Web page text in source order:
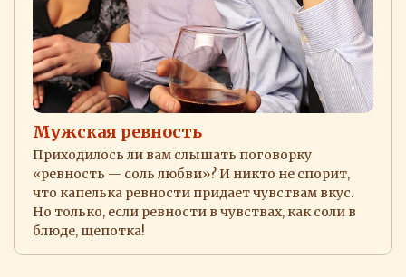
Мужская ревность
Приходилось ли вам слышать поговорку
«ревность — соль любви»? И никто не спорит,
что капелька ревности придает чувствам вкус.
Но только, если ревности в чувствах, как соли в
блюде, щепотка!